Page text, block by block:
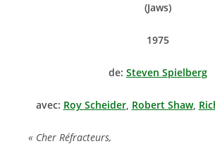
(Jaws)
1975
de: Steven Spielberg
avec: Roy Scheider, Robert Shaw,
« Cher Réfracteurs,